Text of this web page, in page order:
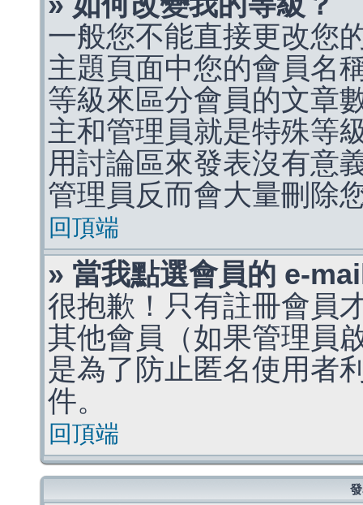
一般您不能直接更改您
主題頁面中您的會員名
等級來區分會員的文章
主和管理員就是特殊等
用討論區來發表沒有意
管理員反而會大量刪除
回頂端
» 當我點選會員的 e-
很抱歉！只有註冊會員
其他會員（如果管理員
是為了防止匿名使用者
件。
回頂端